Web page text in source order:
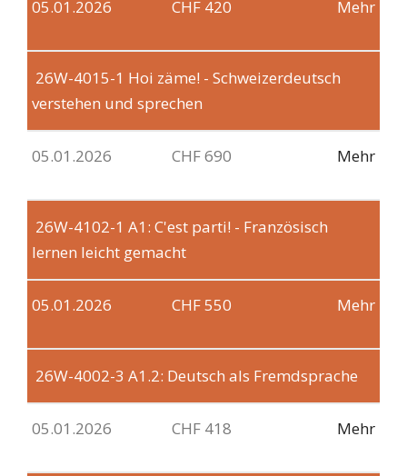
05.01.2026 CHF 420 Mehr
26W-4015-1 Hoi zäme! - Schweizerdeutsch
verstehen und sprechen
05.01.2026 CHF 690 Mehr
26W-4102-1 A1: C'est parti! - Französisch
lernen leicht gemacht
05.01.2026 CHF 550 Mehr
26W-4002-3 A1.2: Deutsch als Fremdsprache
05.01.2026 CHF 418 Mehr